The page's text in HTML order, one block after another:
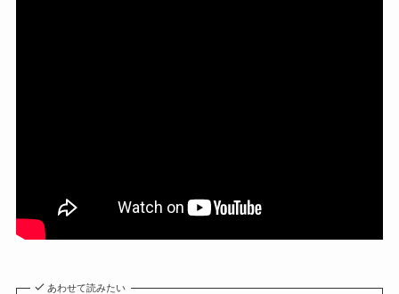
あわせて読みたい